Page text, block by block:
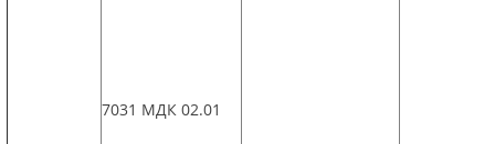
7031 МДК 02.01